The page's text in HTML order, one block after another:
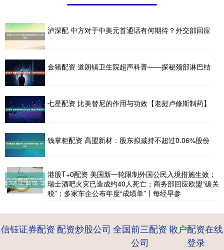
泸深配 中方对于中美元首通话有何期待？外交部回应
金猪配资 道朗镇卫生院超声科普——探秘颈部淋巴结
七星配资 比美替尼的作用与功效【老挝卢修斯制药】
钱掌柜配资 高盟新材：股东拟减持不超过0.06%股份
港股T+0配资 美国新一轮限制外国公民入境措施生效；
瑞士酒吧火灾已造成约40人死亡；商务部回应欧盟“碳关
税”；多家车企公布年度“成绩单”丨每经早参
信钰证券配资配资炒股公司 全国前三配资
公司
散户配资在线
登录